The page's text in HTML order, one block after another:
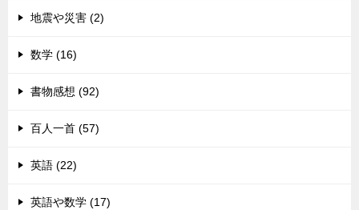
地震や災害 (2)
数学 (16)
書物感想 (92)
百人一首 (57)
英語 (22)
英語や数学 (17)